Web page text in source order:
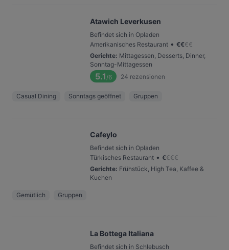
Atawich Leverkusen
Befindet sich in Opladen
Amerikanisches Restaurant • €€€€
Gerichte: Mittagessen, Desserts, Dinner,
Sonntag-Mittagessen
5.1 /6 24 rezensionen
Casual Dining Sonntags geöffnet Gruppen
Cafeylo
Befindet sich in Opladen
Türkisches Restaurant • €€€€
Gerichte: Frühstück, High Tea, Kaffee &
Kuchen
Gemütlich Gruppen
La Bottega Italiana
Befindet sich in Schlebusch